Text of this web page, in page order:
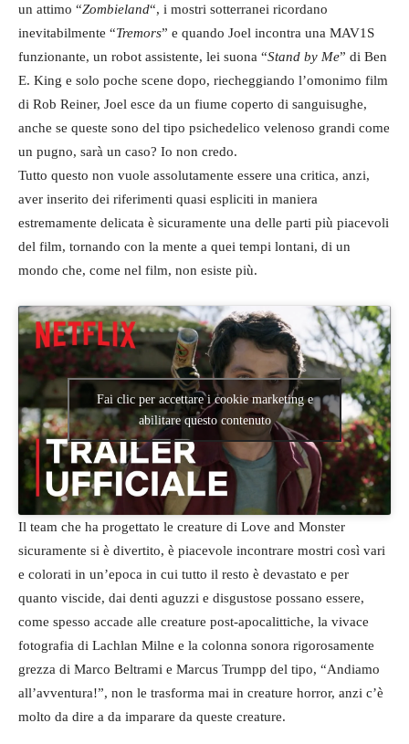
un attimo “Zombieland“, i mostri sotterranei ricordano
inevitabilmente “Tremors” e quando Joel incontra una MAV1S
funzionante, un robot assistente, lei suona “Stand by Me” di Ben
E. King e solo poche scene dopo, riecheggiando l’omonimo film
di Rob Reiner, Joel esce da un fiume coperto di sanguisughe,
anche se queste sono del tipo psichedelico velenoso grandi come
un pugno, sarà un caso? Io non credo.
Tutto questo non vuole assolutamente essere una critica, anzi,
aver inserito dei riferimenti quasi espliciti in maniera
estremamente delicata è sicuramente una delle parti più piacevoli
del film, tornando con la mente a quei tempi lontani, di un
mondo che, come nel film, non esiste più.
Fai clic per accettare i cookie marketing e
abilitare questo contenuto
Il team che ha progettato le creature di Love and Monster
sicuramente si è divertito, è piacevole incontrare mostri così vari
e colorati in un’epoca in cui tutto il resto è devastato e per
quanto viscide, dai denti aguzzi e disgustose possano essere,
come spesso accade alle creature post-apocalittiche, la vivace
fotografia di Lachlan Milne e la colonna sonora rigorosamente
grezza di Marco Beltrami e Marcus Trumpp del tipo, “Andiamo
all’avventura!”, non le trasforma mai in creature horror, anzi c’è
molto da dire a da imparare da queste creature.